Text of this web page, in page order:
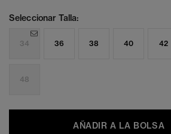
Seleccionar Talla:
34 36 38 40 42
48
AÑADIR A LA BOLSA